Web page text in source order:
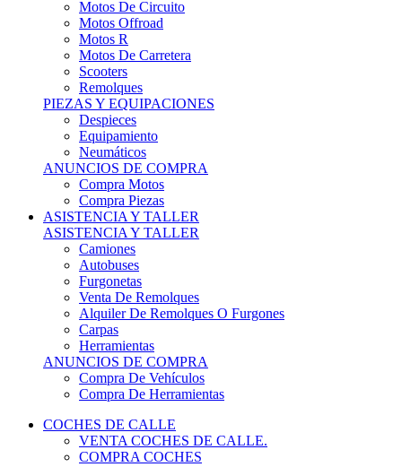
Motos R
Motos De Carretera
Scooters
Remolques
PIEZAS Y EQUIPACIONES
Despieces
Equipamiento
Neumáticos
ANUNCIOS DE COMPRA
Compra Motos
Compra Piezas
ASISTENCIA Y TALLER
ASISTENCIA Y TALLER
Camiones
Autobuses
Furgonetas
Venta De Remolques
Alquiler De Remolques O Furgones
Carpas
Herramientas
ANUNCIOS DE COMPRA
Compra De Vehículos
Compra De Herramientas
COCHES DE CALLE
VENTA COCHES DE CALLE.
COMPRA COCHES
SINIESTROS DE COCHES